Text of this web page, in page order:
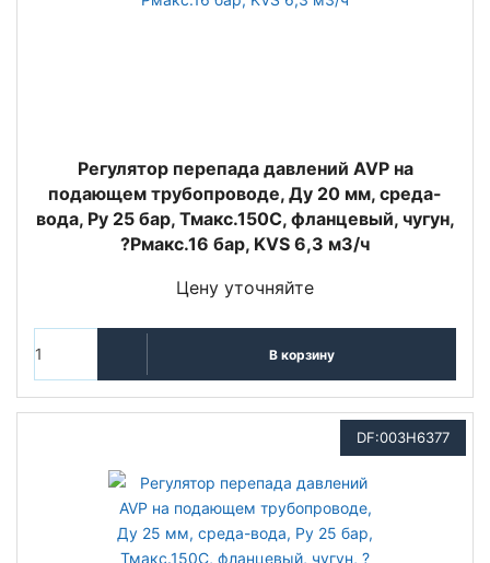
Регулятор перепада давлений AVP на
подающем трубопроводе, Ду 20 мм, среда-
вода, Ру 25 бар, Тмакс.150С, фланцевый, чугун,
?Pмакс.16 бар, KVS 6,3 м3/ч
Цену уточняйте
В корзину
DF:003H6377